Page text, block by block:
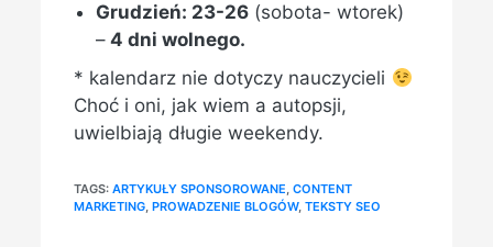
Grudzień: 23-26 (sobota- wtorek)
– 4 dni wolnego.
* kalendarz nie dotyczy nauczycieli
Choć i oni, jak wiem a autopsji,
uwielbiają długie weekendy.
TAGS:ARTYKUŁY SPONSOROWANE, CONTENT
MARKETING, PROWADZENIE BLOGÓW, TEKSTY SEO